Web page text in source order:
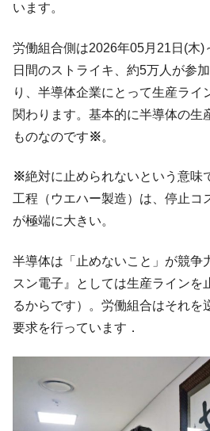
Fact1
Fact1
全て勝つといくら？ 競馬
える賞金とは？
Fact1 平成仮面ライダーの意外
Fact1
発表から2日で大崩壊、鳴
だった選手とは？
Fact1
甲子園通算本塁打、最多
ている意外な選手とは？
います。
労働組合側は2026年05月21日(木)
日間のストライキ、約5万人が参
り、半導体企業にとって生産ライ
関わります。基本的に半導体の生
ものなのです※。
※絶対に止められないという意味
工程（ウエハー製造）は、停止コ
が極端に大きい。
半導体は「止めないこと」が競
スン電子』としては生産ラインを
るからです）。労働組合はそれを
要求を行っています．